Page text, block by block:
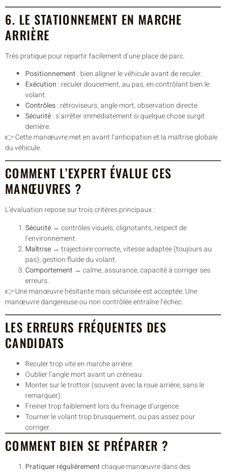
6. LE STATIONNEMENT EN MARCHE
ARRIÈRE
Très pratique pour repartir facilement d’une place de parc.
Positionnement : bien aligner le véhicule avant de reculer.
Exécution : reculer doucement, au pas, en contrôlant bien le
volant.
Contrôles: rétroviseurs, angle mort, observation directe.
Sécurité: s’arrêter immédiatement si quelque chose surgit
derrière.
👉 Cette manœuvre met en avant l’anticipation et la maîtrise globale
du véhicule.
COMMENT L’EXPERT ÉVALUE CES
MANŒUVRES ?
L’évaluation repose sur trois critères principaux :
Sécurité → contrôles visuels, clignotants, respect de
l’environnement.
Maîtrise → trajectoire correcte, vitesse adaptée (toujours au
pas), gestion fluide du volant.
Comportement → calme, assurance, capacité à corriger ses
erreurs.
👉 Une manœuvre hésitante mais sécurisée est acceptée. Une
manœuvre dangereuse ou non contrôlée entraîne l’échec.
LES ERREURS FRÉQUENTES DES
CANDIDATS
Reculer trop vite en marche arrière.
Oublier l’angle mort avant un créneau.
Monter sur le trottoir (souvent avec la roue arrière, sans le
remarquer).
Freiner trop faiblement lors du freinage d’urgence.
Tourner le volant trop brusquement, ou pas assez pour
corriger.
COMMENT BIEN SE PRÉPARER ?
Pratiquer régulièrementchaque manœuvre dans des